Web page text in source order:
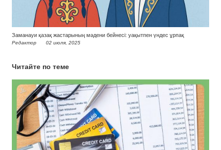
Заманауи қазақ жастарының мәдени бейнесі: уақытпен үндес ұрпақ
Редактор 02 июля, 2025
Читайте по теме